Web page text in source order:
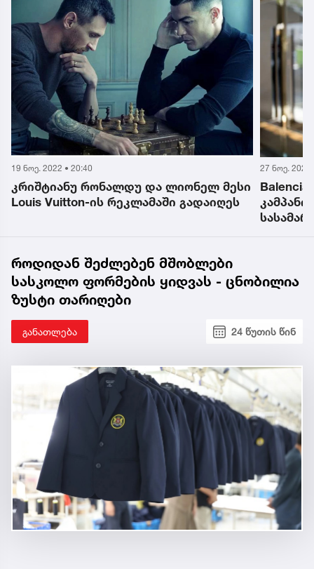
19 ნოე. 2022 • 20:40
კრიშტიანუ რონალდუ და ლიონელ მესი
Louis Vuitton-ის რეკლამაში გადაიღეს
27 ნოე. 2022
როდიდან შეძლებენ მშობლები
სასკოლო ფორმების ყიდვას - ცნობილია
ზუსტი თარიღები
განათლება 24 წუთის წინ